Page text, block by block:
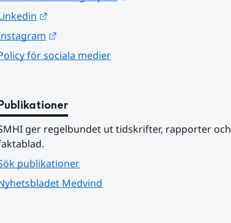
för sociala medier
ger regelbundet ut tidskrifter, rapporter och
publikationer
Medvind